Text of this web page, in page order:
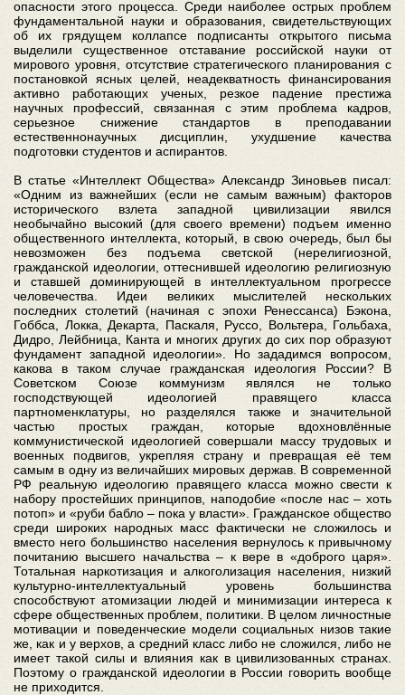
опасности этого процесса. Среди наиболее острых проблем
фундаментальной науки и образования, свидетельствующих
об их грядущем коллапсе подписанты открытого письма
выделили существенное отставание российской науки от
мирового уровня, отсутствие стратегического планирования с
постановкой ясных целей, неадекватность финансирования
активно работающих ученых, резкое падение престижа
научных профессий, связанная с этим проблема кадров,
серьезное снижение стандартов в преподавании
естественнонаучных дисциплин, ухудшение качества
подготовки студентов и аспирантов.
В статье «Интеллект Общества» Александр Зиновьев писал:
«Одним из важнейших (если не самым важным) факторов
исторического взлета западной цивилизации явился
необычайно высокий (для своего времени) подъем именно
общественного интеллекта, который, в свою очередь, был бы
невозможен без подъема светской (нерелигиозной,
гражданской идеологии, оттеснившей идеологию религиозную
и ставшей доминирующей в интеллектуальном прогрессе
человечества. Идеи великих мыслителей нескольких
последних столетий (начиная с эпохи Ренессанса) Бэкона,
Гоббса, Локка, Декарта, Паскаля, Руссо, Вольтера, Гольбаха,
Дидро, Лейбница, Канта и многих других до сих пор образуют
фундамент западной идеологии». Но зададимся вопросом,
какова в таком случае гражданская идеология России? В
Советском Союзе коммунизм являлся не только
господствующей идеологией правящего класса
партноменклатуры, но разделялся также и значительной
частью простых граждан, которые вдохновлённые
коммунистической идеологией совершали массу трудовых и
военных подвигов, укрепляя страну и превращая её тем
самым в одну из величайших мировых держав. В современной
РФ реальную идеологию правящего класса можно свести к
набору простейших принципов, наподобие «после нас – хоть
потоп» и «руби бабло – пока у власти». Гражданское общество
среди широких народных масс фактически не сложилось и
вместо него большинство населения вернулось к привычному
почитанию высшего начальства – к вере в «доброго царя».
Тотальная наркотизация и алкоголизация населения, низкий
культурно-интеллектуальный уровень большинства
способствуют атомизации людей и минимизации интереса к
сфере общественных проблем, политики. В целом личностные
мотивации и поведенческие модели социальных низов такие
же, как и у верхов, а средний класс либо не сложился, либо не
имеет такой силы и влияния как в цивилизованных странах.
Поэтому о гражданской идеологии в России говорить вообще
не приходится.